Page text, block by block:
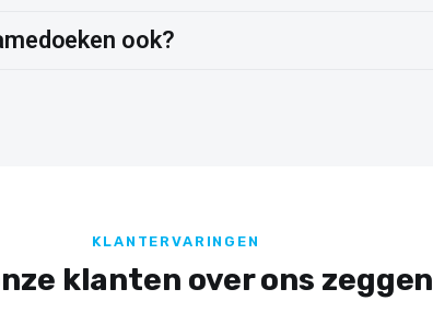
ook?
KLANTERVARINGEN
klanten over ons zeggen